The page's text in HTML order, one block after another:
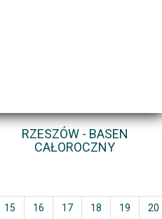
RZESZÓW - BASEN
CAŁOROCZNY
15 16 17 18 19 20